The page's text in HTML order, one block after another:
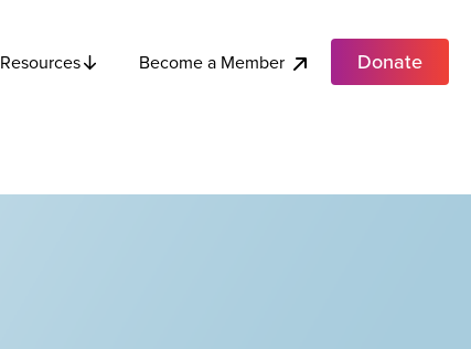
Resources Become a Member Donate